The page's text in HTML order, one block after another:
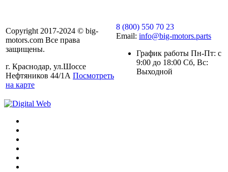
Copyright 2017-2024 © big-
motors.com Все права
защищены.
г. Краснодар, ул.Шоссе
Нефтяников 44/1А Посмотреть
на карте
8 (800) 550 70 23
Email: info@big-motors.parts
График работы Пн-Пт: с
9:00 до 18:00 Сб, Вс:
Выходной